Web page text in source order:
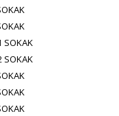
SOKAK
SOKAK